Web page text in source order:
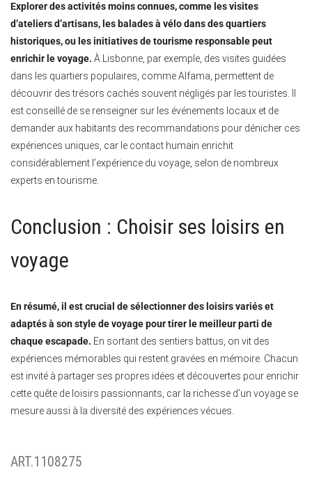
Explorer des activités moins connues, comme les visites
d’ateliers d’artisans, les balades à vélo dans des quartiers
historiques, ou les initiatives de tourisme responsable peut
enrichir le voyage. À Lisbonne, par exemple, des visites guidées
dans les quartiers populaires, comme Alfama, permettent de
découvrir des trésors cachés souvent négligés par les touristes. Il
est conseillé de se renseigner sur les événements locaux et de
demander aux habitants des recommandations pour dénicher ces
expériences uniques, car le contact humain enrichit
considérablement l’expérience du voyage, selon de nombreux
experts en tourisme.
Conclusion : Choisir ses loisirs en
voyage
En résumé, il est crucial de sélectionner des loisirs variés et
adaptés à son style de voyage pour tirer le meilleur parti de
chaque escapade. En sortant des sentiers battus, on vit des
expériences mémorables qui restent gravées en mémoire. Chacun
est invité à partager ses propres idées et découvertes pour enrichir
cette quête de loisirs passionnants, car la richesse d’un voyage se
mesure aussi à la diversité des expériences vécues.
ART.1108275